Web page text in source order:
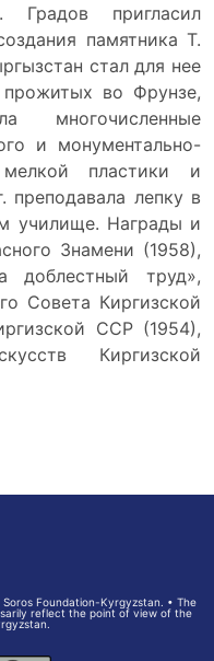
пригласил
памятника Т.
стал для нее
во Фрунзе,
многочисленные
и монументально-
мелкой пластики и
преподавала лепку в
училище. Награды и
Знамени (1958),
доблестный труд»,
Совета Киргизской
ССР (1954),
Киргизской
Foundation-Kyrgyzstan. • The
reflect the point of view of the